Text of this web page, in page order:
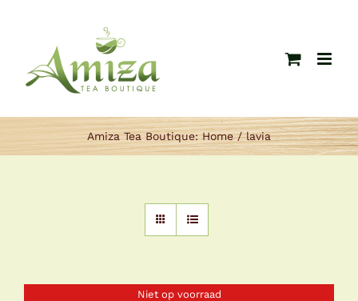
Amiza Tea Boutique: Home lavia
Niet op voorraad